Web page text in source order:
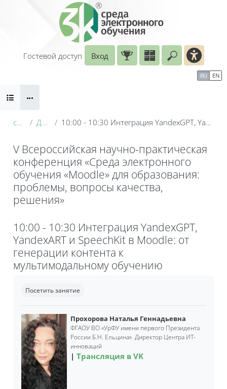
Перейти к основному содержанию
Введите
Гостевой доступ
Вход
RU EN
Блоки
conf_2026 День 2: 20 мая 10:00 - 10:30 Интеграция YandexGPT, YandexART и SpeechKit в Moodle: от генерации контента к мультимодальному обучению
V Всероссийская научно-практическая
конференция «Среда электронного
обучения «Moodle» для образования:
проблемы, вопросы качества,
решения»
10:00 - 10:30 Интеграция YandexGPT,
YandexART и SpeechKit в Moodle: от
генерации контента к
мультимодальному обучению
Посетить занятие
Прохорова Наталья Геннадьевна
ФГАОУ ВО«УрФУ имени первого Президента
России Б.Н. Ельцина». Директор Центра ИТ-
инноваций
Трансляция в VK